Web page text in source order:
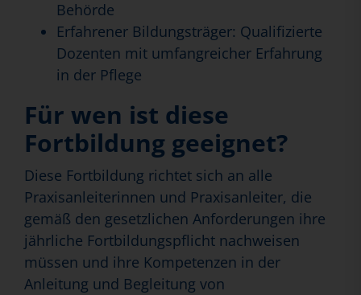
Behörde
Erfahrener Bildungsträger: Qualifizierte
Dozenten mit umfangreicher Erfahrung
in der Pflege
Für wen ist diese
Fortbildung geeignet?
Diese Fortbildung richtet sich an alle
Praxisanleiterinnen und Praxisanleiter, die
gemäß den gesetzlichen Anforderungen ihre
jährliche Fortbildungspflicht nachweisen
müssen und ihre Kompetenzen in der
Anleitung und Begleitung von